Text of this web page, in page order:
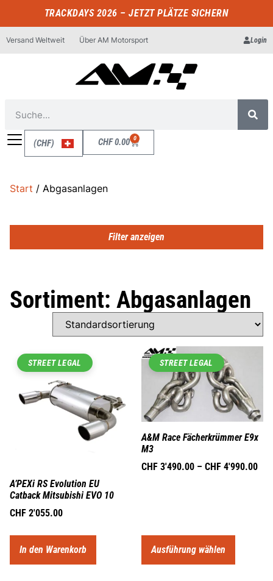
TRACKDAYS 2026 – JETZT PLÄTZE SICHERN
Versand Weltweit Über AM Motorsport Login
(CHF) CHF0.00 0
Start / Abgasanlagen
Filter anzeigen
Sortiment: Abgasanlagen
STREET LEGAL
A’PEXi RS Evolution EU
Catback Mitsubishi EVO 10
CHF 2'055.00
In den Warenkorb
STREET LEGAL
A&M Race Fächerkrümmer E9x
M3
CHF 3'490.00 – CHF 4'990.00
Ausführung wählen